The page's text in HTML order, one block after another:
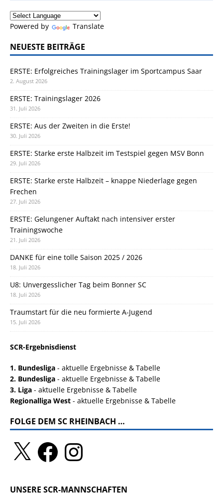
Powered by Translate
NEUESTE BEITRÄGE
ERSTE: Erfolgreiches Trainingslager im Sportcampus Saar
2. August 2026
ERSTE: Trainingslager 2026
31. Juli 2026
ERSTE: Aus der Zweiten in die Erste!
30. Juli 2026
ERSTE: Starke erste Halbzeit im Testspiel gegen MSV Bonn
29. Juli 2026
ERSTE: Starke erste Halbzeit – knappe Niederlage gegen
Frechen
27. Juli 2026
ERSTE: Gelungener Auftakt nach intensiver erster
Trainingswoche
21. Juli 2026
DANKE für eine tolle Saison 2025 / 2026
18. Juli 2026
U8: Unvergesslicher Tag beim Bonner SC
18. Juli 2026
Traumstart für die neu formierte A-Jugend
15. Juli 2026
SCR-Ergebnisdienst
1. Bundesliga - aktuelle Ergebnisse & Tabelle
2. Bundesliga - aktuelle Ergebnisse & Tabelle
3. Liga - aktuelle Ergebnisse & Tabelle
Regionalliga West - aktuelle Ergebnisse & Tabelle
FOLGE DEM SC RHEINBACH …
UNSERE SCR-MANNSCHAFTEN